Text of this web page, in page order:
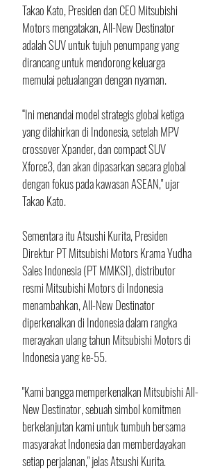
Takao Kato, Presiden dan CEO Mitsubishi
Motors mengatakan, All-New Destinator
adalah SUV untuk tujuh penumpang yang
dirancang untuk mendorong keluarga
memulai petualangan dengan nyaman.
“Ini menandai model strategis global ketiga
yang dilahirkan di Indonesia, setelah MPV
crossover Xpander, dan compact SUV
Xforce3, dan akan dipasarkan secara global
dengan fokus pada kawasan ASEAN," ujar
Takao Kato.
Sementara itu Atsushi Kurita, Presiden
Direktur PT Mitsubishi Motors Krama Yudha
Sales Indonesia (PT MMKSI), distributor
resmi Mitsubishi Motors di Indonesia
menambahkan, All-New Destinator
diperkenalkan di Indonesia dalam rangka
merayakan ulang tahun Mitsubishi Motors di
Indonesia yang ke-55.
"Kami bangga memperkenalkan Mitsubishi All-
New Destinator, sebuah simbol komitmen
berkelanjutan kami untuk tumbuh bersama
masyarakat Indonesia dan memberdayakan
setiap perjalanan," jelas Atsushi Kurita.